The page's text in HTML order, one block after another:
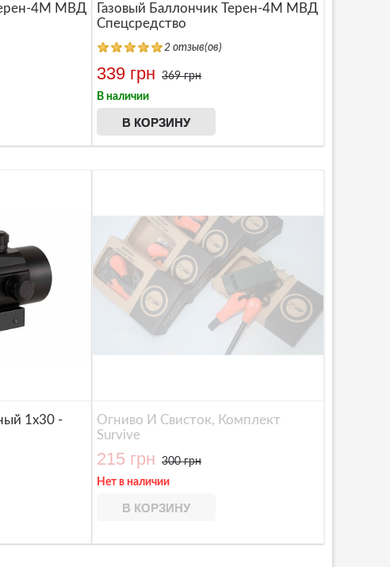
4М МВД
Газовый Баллончик Терен-4М МВД
Спецсредство
2 отзыв(ов)
339 грн
369 грн
В наличии
В КОРЗИНУ
1x30 -
Огниво И Свисток, Комплект
Survive
215 грн
300 грн
Нет в наличии
В КОРЗИНУ